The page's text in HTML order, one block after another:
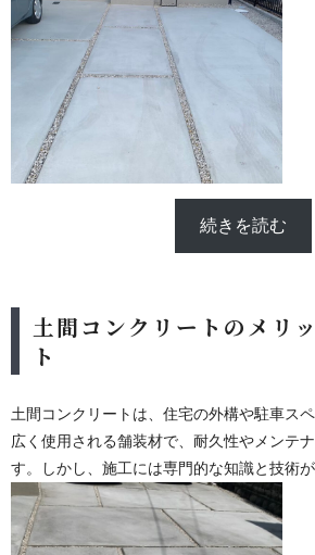
続きを読む
土間コンクリートのメリ
ト
土間コンクリートは、住宅の外構や駐車ス
広く使用される舗装材で、耐久性やメンテ
す。しかし、施工には専門的な知識と技術
く存在します。